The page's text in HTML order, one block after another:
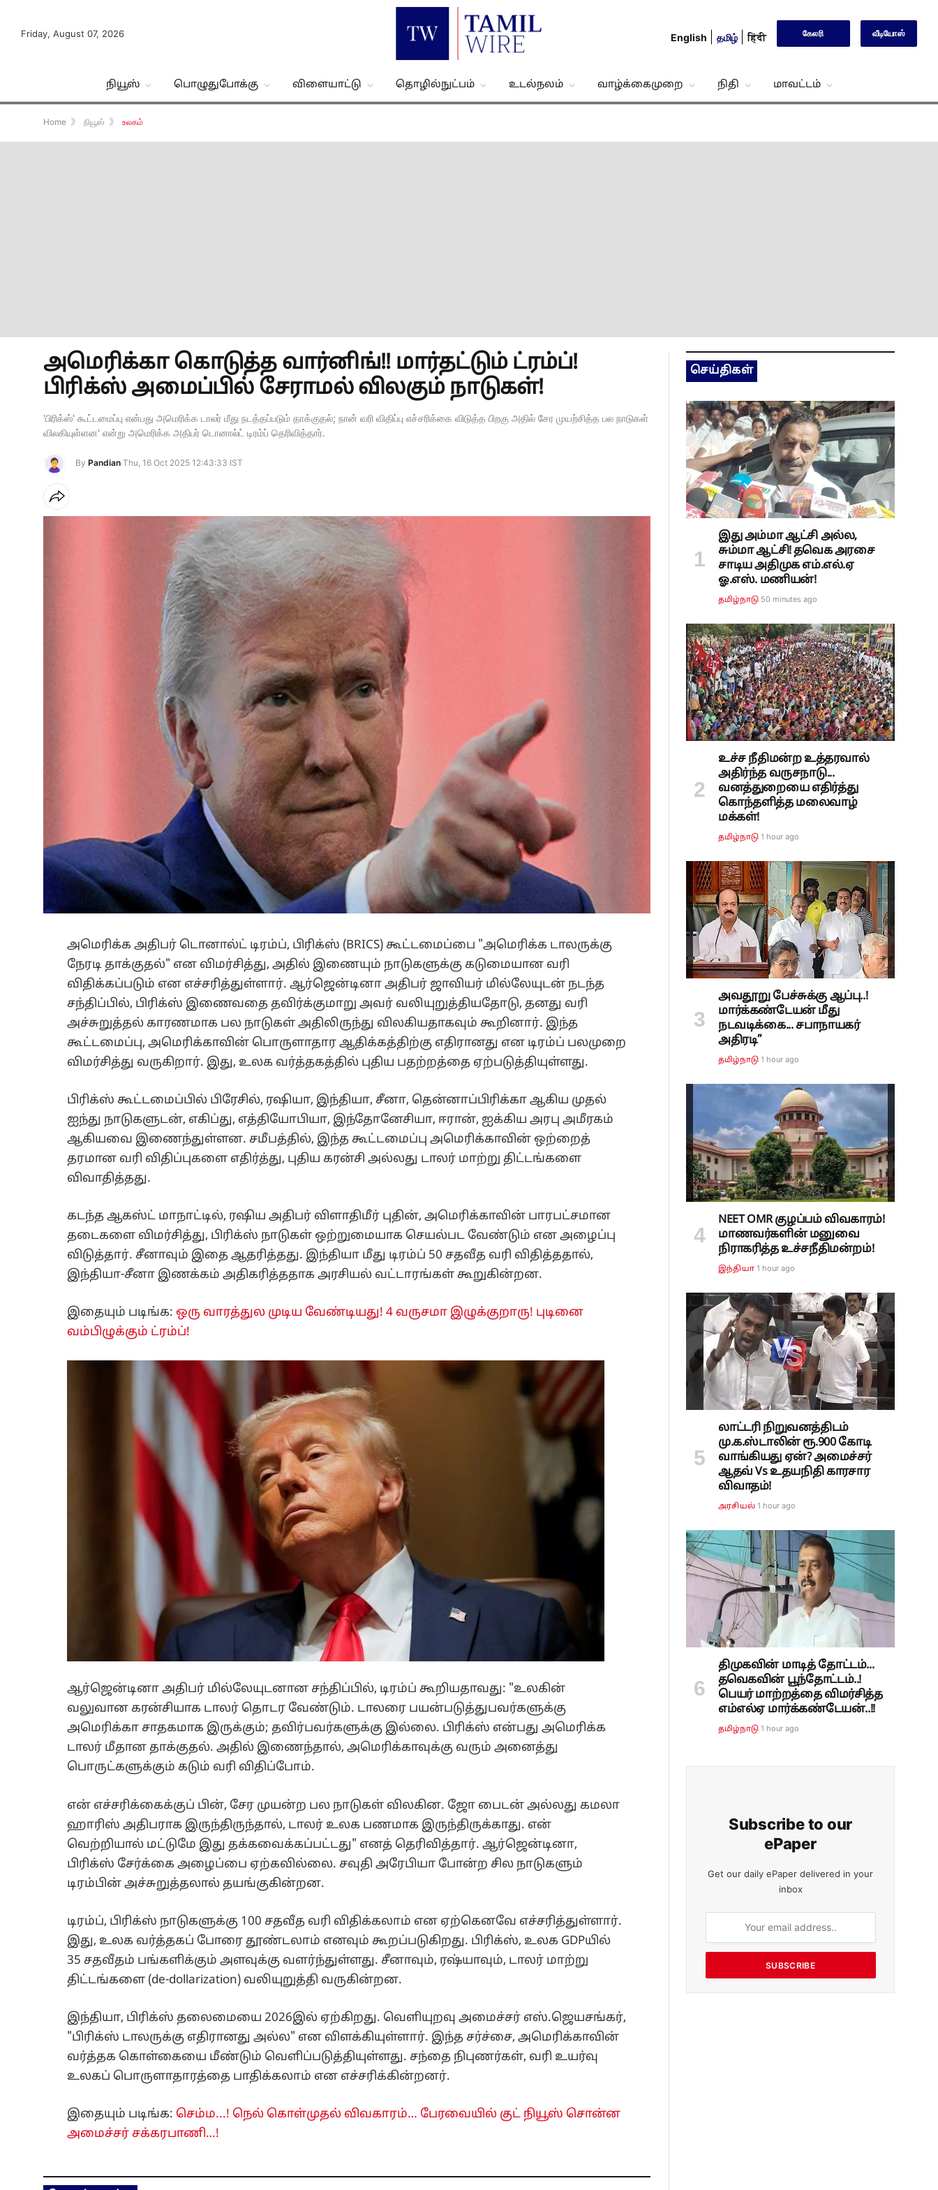
Friday, August 07, 2026 English தமிழ் हिंदी கேலரி வீடியோஸ்
நியூஸ் பொழுதுபோக்கு விளையாட்டு தொழில்நுட்பம் உடல்நலம் வாழ்க்கைமுறை நிதி மாவட்டம்
Home 》 நியூஸ் 》 உலகம்
அமெரிக்கா கொடுத்த வார்னிங்!! மார்தட்டும் ட்ரம்ப்!
பிரிக்ஸ் அமைப்பில் சேராமல் விலகும் நாடுகள்!
'பிரிக்ஸ்' கூட்டமைப்பு என்பது அமெரிக்க டாலர் மீது நடத்தப்படும் தாக்குதல்; நான் வரி விதிப்பு எச்சரிக்கை விடுத்த பிறகு அதில் சேர முயற்சித்த பல நாடுகள்
விலகியுள்ளன' என்று அமெரிக்க அதிபர் டொனால்ட் டிரம்ப் தெரிவித்தார்.
By Pandian Thu, 16 Oct 2025 12:43:33 IST
அமெரிக்க அதிபர் டொனால்ட் டிரம்ப், பிரிக்ஸ் (BRICS) கூட்டமைப்பை "அமெரிக்க டாலருக்கு
நேரடி தாக்குதல்" என விமர்சித்து, அதில் இணையும் நாடுகளுக்கு கடுமையான வரி
விதிக்கப்படும் என எச்சரித்துள்ளார். ஆர்ஜென்டினா அதிபர் ஜாவியர் மில்லேயுடன் நடந்த
சந்திப்பில், பிரிக்ஸ் இணைவதை தவிர்க்குமாறு அவர் வலியுறுத்தியதோடு, தனது வரி
அச்சுறுத்தல் காரணமாக பல நாடுகள் அதிலிருந்து விலகியதாகவும் கூறினார். இந்த
கூட்டமைப்பு, அமெரிக்காவின் பொருளாதார ஆதிக்கத்திற்கு எதிரானது என டிரம்ப் பலமுறை
விமர்சித்து வருகிறார். இது, உலக வர்த்தகத்தில் புதிய பதற்றத்தை ஏற்படுத்தியுள்ளது.
பிரிக்ஸ் கூட்டமைப்பில் பிரேசில், ரஷியா, இந்தியா, சீனா, தென்னாப்பிரிக்கா ஆகிய முதல்
ஐந்து நாடுகளுடன், எகிப்து, எத்தியோபியா, இந்தோனேசியா, ஈரான், ஐக்கிய அரபு அமீரகம்
ஆகியவை இணைந்துள்ளன. சமீபத்தில், இந்த கூட்டமைப்பு அமெரிக்காவின் ஒற்றைத்
தரமான வரி விதிப்புகளை எதிர்த்து, புதிய கரன்சி அல்லது டாலர் மாற்று திட்டங்களை
விவாதித்தது.
கடந்த ஆகஸ்ட் மாநாட்டில், ரஷிய அதிபர் விளாதிமீர் புதின், அமெரிக்காவின் பாரபட்சமான
தடைகளை விமர்சித்து, பிரிக்ஸ் நாடுகள் ஒற்றுமையாக செயல்பட வேண்டும் என அழைப்பு
விடுத்தார். சீனாவும் இதை ஆதரித்தது. இந்தியா மீது டிரம்ப் 50 சதவீத வரி விதித்ததால்,
இந்தியா-சீனா இணக்கம் அதிகரித்ததாக அரசியல் வட்டாரங்கள் கூறுகின்றன.
இதையும் படிங்க: ஒரு வாரத்துல முடிய வேண்டியது! 4 வருசமா இழுக்குறாரு! புடினை
வம்பிழுக்கும் ட்ரம்ப்!
ஆர்ஜென்டினா அதிபர் மில்லேயுடனான சந்திப்பில், டிரம்ப் கூறியதாவது: "உலகின்
வலுவான கரன்சியாக டாலர் தொடர வேண்டும். டாலரை பயன்படுத்துபவர்களுக்கு
அமெரிக்கா சாதகமாக இருக்கும்; தவிர்பவர்களுக்கு இல்லை. பிரிக்ஸ் என்பது அமெரிக்க
டாலர் மீதான தாக்குதல். அதில் இணைந்தால், அமெரிக்காவுக்கு வரும் அனைத்து
பொருட்களுக்கும் கடும் வரி விதிப்போம்.
என் எச்சரிக்கைக்குப் பின், சேர முயன்ற பல நாடுகள் விலகின. ஜோ பைடன் அல்லது கமலா
ஹாரிஸ் அதிபராக இருந்திருந்தால், டாலர் உலக பணமாக இருந்திருக்காது. என்
வெற்றியால் மட்டுமே இது தக்கவைக்கப்பட்டது" எனத் தெரிவித்தார். ஆர்ஜென்டினா,
பிரிக்ஸ் சேர்க்கை அழைப்பை ஏற்கவில்லை. சவுதி அரேபியா போன்ற சில நாடுகளும்
டிரம்பின் அச்சுறுத்தலால் தயங்குகின்றன.
டிரம்ப், பிரிக்ஸ் நாடுகளுக்கு 100 சதவீத வரி விதிக்கலாம் என ஏற்கெனவே எச்சரித்துள்ளார்.
இது, உலக வர்த்தகப் போரை தூண்டலாம் எனவும் கூறப்படுகிறது. பிரிக்ஸ், உலக GDPயில்
35 சதவீதம் பங்களிக்கும் அளவுக்கு வளர்ந்துள்ளது. சீனாவும், ரஷ்யாவும், டாலர் மாற்று
திட்டங்களை (de-dollarization) வலியுறுத்தி வருகின்றன.
இந்தியா, பிரிக்ஸ் தலைமையை 2026இல் ஏற்கிறது. வெளியுறவு அமைச்சர் எஸ்.ஜெயசங்கர்,
"பிரிக்ஸ் டாலருக்கு எதிரானது அல்ல" என விளக்கியுள்ளார். இந்த சர்ச்சை, அமெரிக்காவின்
வர்த்தக கொள்கையை மீண்டும் வெளிப்படுத்தியுள்ளது. சந்தை நிபுணர்கள், வரி உயர்வு
உலகப் பொருளாதாரத்தை பாதிக்கலாம் என எச்சரிக்கின்றனர்.
இதையும் படிங்க: செம்ம...! நெல் கொள்முதல் விவகாரம்… பேரவையில் குட் நியூஸ் சொன்ன
அமைச்சர் சக்கரபாணி…!
செய்திகள்
இது அம்மா ஆட்சி அல்ல,
சும்மா ஆட்சி! தவெக அரசை
சாடிய அதிமுக எம்.எல்.ஏ
ஓ.எஸ். மணியன்!
தமிழ்நாடு 50 minutes ago
உச்ச நீதிமன்ற உத்தரவால்
அதிர்ந்த வருசநாடு...
வனத்துறையை எதிர்த்து
கொந்தளித்த மலைவாழ்
மக்கள்!
தமிழ்நாடு 1 hour ago
அவதூறு பேச்சுக்கு ஆப்பு..!
மார்க்கண்டேயன் மீது
நடவடிக்கை... சபாநாயகர்
அதிரடி”
தமிழ்நாடு 1 hour ago
NEET OMR குழப்பம் விவகாரம்!
மாணவர்களின் மனுவை
நிராகரித்த உச்சநீதிமன்றம்!
இந்தியா 1 hour ago
லாட்டரி நிறுவனத்திடம்
மு.க.ஸ்டாலின் ரூ.900 கோடி
வாங்கியது ஏன்? அமைச்சர்
ஆதவ் Vs உதயநிதி காரசார
விவாதம்!
அரசியல் 1 hour ago
திமுகவின் மாடித் தோட்டம்...
தவெகவின் பூந்தோட்டம்..!
பெயர் மாற்றத்தை விமர்சித்த
எம்எல்ஏ மார்க்கண்டேயன்..!!
தமிழ்நாடு 1 hour ago
Subscribe to our
ePaper
Get our daily ePaper delivered in your
inbox
SUBSCRIBE